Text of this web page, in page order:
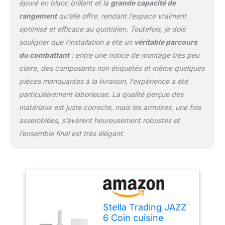
facilité. Montage facile :
la cuisine est rapide à
monter grâce aux
instructions détaillées
(français non garanti) et
convient donc aux
débutants. Matériel de
montage inclus.
Dimensions totales : 260
x 200 x 60 cm (l x H x
P). STELLA TRADING Le
mobilier est notre
passion. Nous sommes
synonymes de qualité
travaillons uniquement
avec des fournisseurs
soigneusement
sélectionnés et
renommés. Ce produit
épuré en blanc brillant et la grande capacité de
rangementqu’elle offre, rendant l’espace vraiment
optimisé et efficace au quotidien. Toutefois, je dois
souligner que l’installation a été un véritable parcours
du combattant: entre une notice de montage très peu
claire, des composants non étiquetés et même quelques
pièces manquantes à la livraison, l’expérience a été
particulièrement laborieuse. La qualité perçue des
matériaux est juste correcte, mais les armoires, une fois
assemblées, s’avèrent heureusement robustes et
l’ensemble final est très élégant.
Stella Trading JAZZ
6 Coin cuisine